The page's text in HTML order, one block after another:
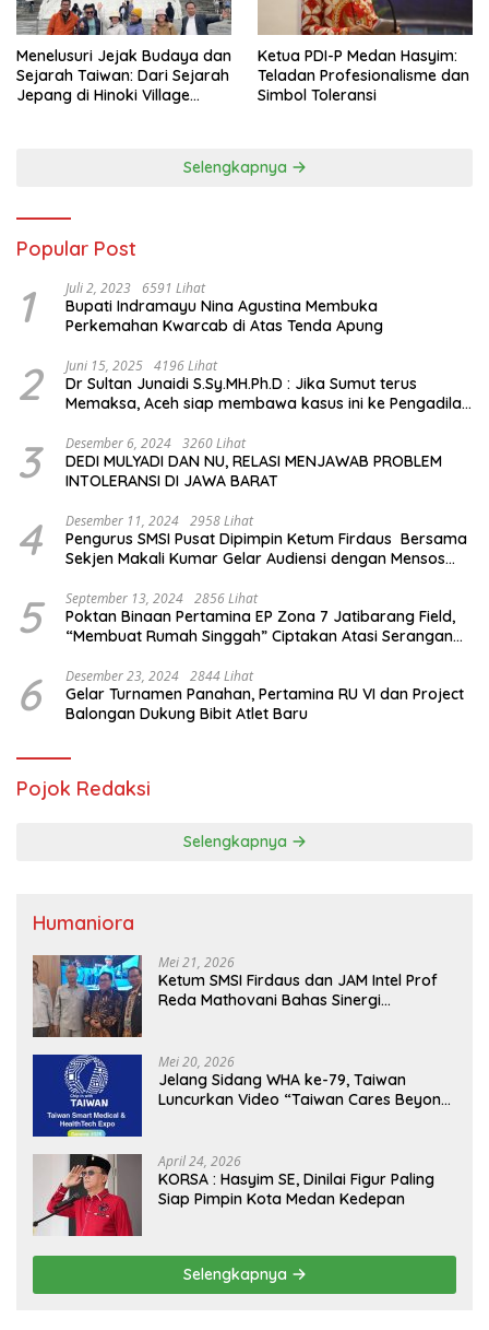
Menelusuri Jejak Budaya dan
Sejarah Taiwan: Dari Sejarah
Jepang di Hinoki Village
Ketua PDI-P Medan Hasyim:
Teladan Profesionalisme dan
Simbol Toleransi
Selengkapnya
Popular Post
1 Juli 2, 2023 6591 Lihat
Bupati Indramayu Nina Agustina Membuka
Perkemahan Kwarcab di Atas Tenda Apung
2 Juni 15, 2025 4196 Lihat
Dr Sultan Junaidi S.Sy.MH.Ph.D : Jika Sumut terus
Memaksa, Aceh siap membawa kasus ini ke Pengadilan
3 Desember 6, 2024 3260 Lihat
DEDI MULYADI DAN NU, RELASI MENJAWAB PROBLEM
INTOLERANSI DI JAWA BARAT
4 Desember 11, 2024 2958 Lihat
Pengurus SMSI Pusat Dipimpin Ketum Firdaus Bersama
Sekjen Makali Kumar Gelar Audiensi dengan Mensos
5 September 13, 2024 2856 Lihat
Poktan Binaan Pertamina EP Zona 7 Jatibarang Field,
“Membuat Rumah Singgah” Ciptakan Atasi Serangan
6 Desember 23, 2024 2844 Lihat
Gelar Turnamen Panahan, Pertamina RU VI dan Project
Balongan Dukung Bibit Atlet Baru
Pojok Redaksi
Selengkapnya
Humaniora
Mei 21, 2026
Ketum SMSI Firdaus dan JAM Intel Prof
Reda Mathovani Bahas Sinergi
MBG, Perkuat Pengawasan Program
Pemerintah
Mei 20, 2026
Jelang Sidang WHA ke-79, Taiwan
Luncurkan Video “Taiwan Cares Beyond
April 24, 2026
KORSA : Hasyim SE, Dinilai Figur Paling
Siap Pimpin Kota Medan Kedepan
Selengkapnya